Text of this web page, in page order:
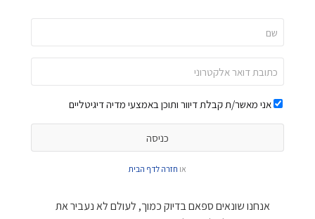
אני מאשר/ת קבלת דיוור ותוכן באמצעי מדיה דיגיטליים
או חזרה לדף הבית
אנחנו שונאים ספאם בדיוק כמוך, לעולם לא נעביר את